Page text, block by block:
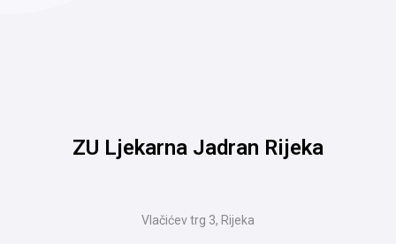
ZU Ljekarna Jadran Rijeka
Vlačićev trg 3, Rijeka